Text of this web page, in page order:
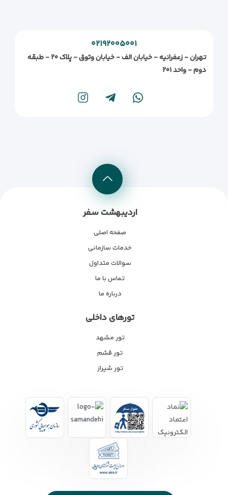
۰۲۱۹۲۰۰۵۰۰۱
تهران - زعفرانیه - خیابان الف - خیابان وثوق - پلاک ۲۰ - طبقه
دوم - واحد ۲۰۱
اردیبهشت سفر
صفحه اصلی
خدمات سازمانی
سوالات متداول
تماس با ما
درباره ما
تورهای داخلی
تور مشهد
تور قشم
تور شیراز